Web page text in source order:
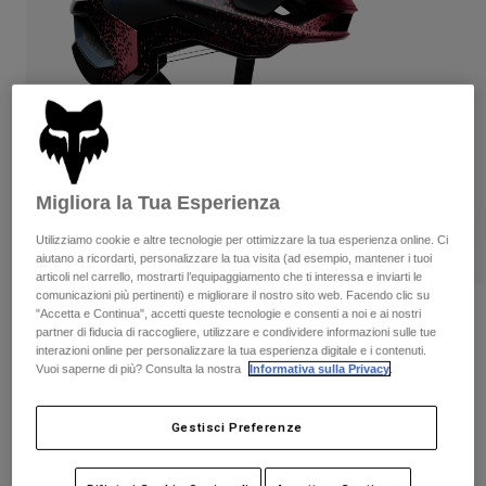
Pantaloni
Pantaloncini
Giacche
Guanti
Protezioni
Maschere
Calze
Parti di ricambio
Pantaloni
Guanti
Giacche
Maschere
Calze
Borse e accessori
Camicie
Vedi tutto
Donna
T-shirt
Felpe
Giacche
Pantaloni & Pantaloncini
Camicie
Vedi tutto
Protezioni
Maschere
Calze
Vedi tutto
Moto
Caschi
Maglie​
Pantaloni
Stivali
Casco Speedframe RS Aura
Prodotto n.38360
€ 249.99
Migliora la Tua Esperienza
Utilizziamo cookie e altre tecnologie per ottimizzare la tua esperienza online. Ci
aiutano a ricordarti, personalizzare la tua visita (ad esempio, mantener i tuoi
articoli nel carrello, mostrarti l’equipaggiamento che ti interessa e inviarti le
comunicazioni più pertinenti) e migliorare il nostro sito web. Facendo clic su
"Accetta e Continua", accetti queste tecnologie e consenti a noi e ai nostri
partner di fiducia di raccogliere, utilizzare e condividere informazioni sulle tue
interazioni online per personalizzare la tua esperienza digitale e i contenuti.
Vuoi saperne di più? Consulta la nostra
Informativa sulla Privacy
Gestisci Preferenze